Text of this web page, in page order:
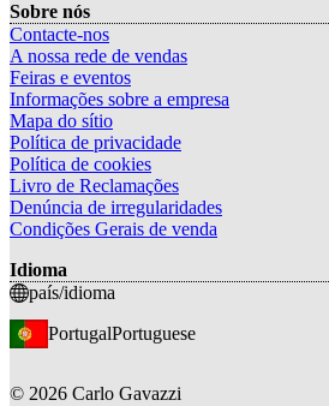
Sobre nós
Contacte-nos
A nossa rede de vendas
Feiras e eventos
Informações sobre a empresa
Mapa do sítio
Política de privacidade
Política de cookies
Livro de Reclamações
Denúncia de irregularidades
Condições Gerais de venda
Idioma
país/idioma
PortugalPortuguese
© 2026 Carlo Gavazzi